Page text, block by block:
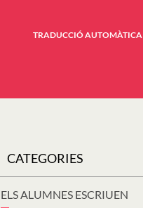
TRADUCCIÓ AUTOMÀTICA
CATEGORIES
ELS ALUMNES ESCRIUEN